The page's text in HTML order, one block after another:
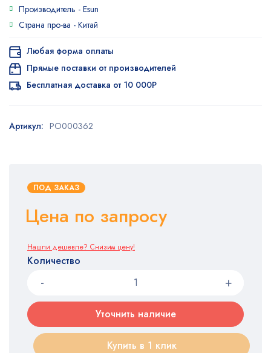
Производитель - Esun
Страна про-ва - Китай
ПОД ЗАКАЗ
Цена по запросу
Нашли дешевле? Снизим цену!
Количество
Уточнить наличие
Купить в 1 клик
Любая форма оплаты
Прямые поставки от производителей
Бесплатная доставка от 10 000Р
Артикул: PO000362